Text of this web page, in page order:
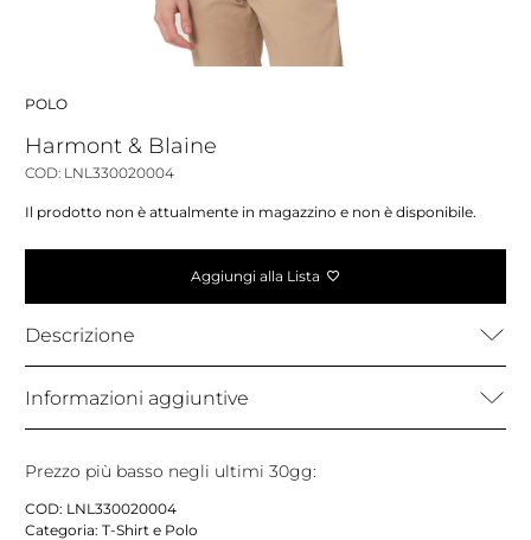
POLO
Harmont & Blaine
COD: LNL330020004
Il prodotto non è attualmente in magazzino e non è disponibile.
Aggiungi alla Lista
Descrizione
Informazioni aggiuntive
Prezzo più basso negli ultimi 30gg:
COD: LNL330020004
Categoria: T-Shirt e Polo